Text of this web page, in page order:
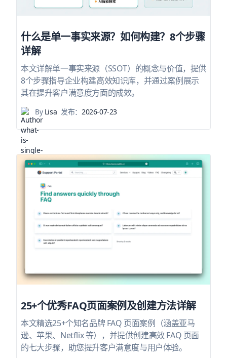
什么是单一事实来源？如何构建？8个步骤
详解
本文详解单一事实来源（SSOT）的概念与价值，提供
8个步骤指导企业构建高效知识库，并通过案例展示
其在提升客户满意度方面的成效。
ByLisa 发布：2026-07-23
25+个优秀FAQ页面案例及创建方法详解
本文精选25+个知名品牌 FAQ 页面案例（涵盖亚马
逊、苹果、Netflix 等），并提供创建高效 FAQ 页面
的七大步骤，助您提升客户满意度与用户体验。